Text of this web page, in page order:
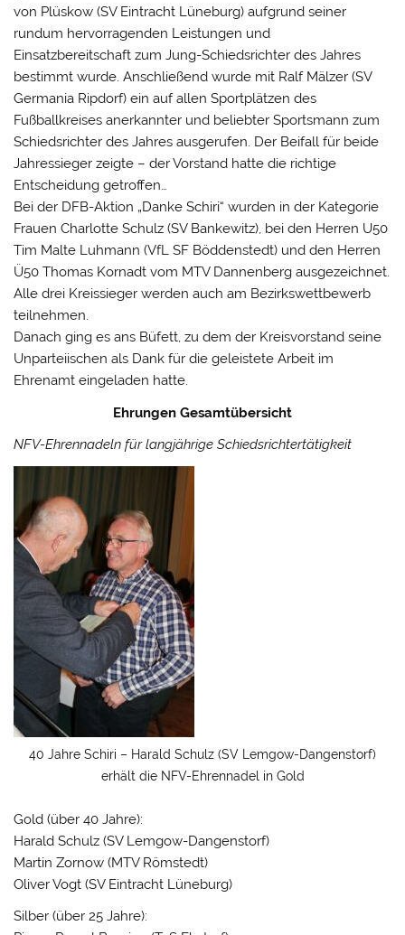
von Plüskow (SV Eintracht Lüneburg) aufgrund seiner
rundum hervorragenden Leistungen und
Einsatzbereitschaft zum Jung-Schiedsrichter des Jahres
bestimmt wurde. Anschließend wurde mit Ralf Mälzer (SV
Germania Ripdorf) ein auf allen Sportplätzen des
Fußballkreises anerkannter und beliebter Sportsmann zum
Schiedsrichter des Jahres ausgerufen. Der Beifall für beide
Jahressieger zeigte – der Vorstand hatte die richtige
Entscheidung getroffen…
Bei der DFB-Aktion „Danke Schiri“ wurden in der Kategorie
Frauen Charlotte Schulz (SV Bankewitz), bei den Herren U50
Tim Malte Luhmann (VfL SF Böddenstedt) und den Herren
Ü50 Thomas Kornadt vom MTV Dannenberg ausgezeichnet.
Alle drei Kreissieger werden auch am Bezirkswettbewerb
teilnehmen.
Danach ging es ans Büfett, zu dem der Kreisvorstand seine
Unparteiischen als Dank für die geleistete Arbeit im
Ehrenamt eingeladen hatte.
Ehrungen Gesamtübersicht
NFV-Ehrennadeln für langjährige Schiedsrichtertätigkeit
40 Jahre Schiri – Harald Schulz (SV Lemgow-Dangenstorf)
erhält die NFV-Ehrennadel in Gold
Gold (über 40 Jahre):
Harald Schulz (SV Lemgow-Dangenstorf)
Martin Zornow (MTV Römstedt)
Oliver Vogt (SV Eintracht Lüneburg)
Silber (über 25 Jahre):